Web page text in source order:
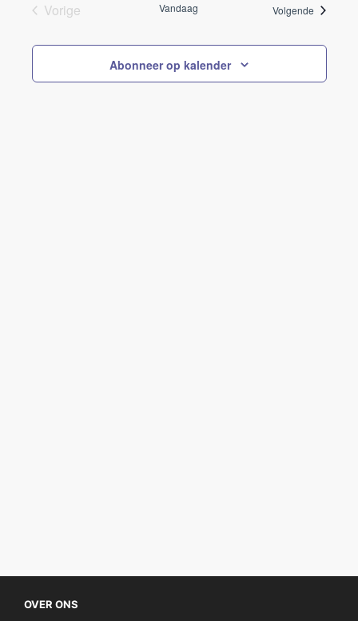
Vorige
Vandaag Volgende
Abonneer op kalender
OVER ONS